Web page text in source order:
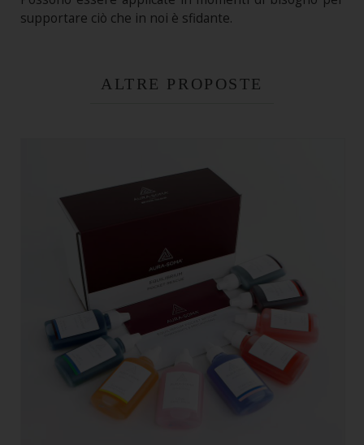
supportare ciò che in noi è sfidante.
ALTRE PROPOSTE